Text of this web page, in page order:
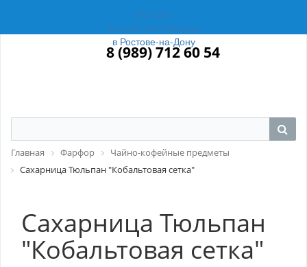
Магазин
Российский Фарфор
в Ростове-на-Дону
8 (989) 712 60 54
Главная Фарфор
Чайно-кофейные предметы
Сахарница Тюльпан "Кобальтовая сетка"
Сахарница Тюльпан
"Кобальтовая сетка"